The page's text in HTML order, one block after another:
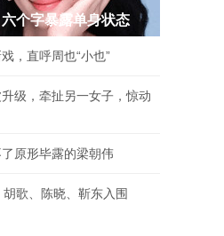
个字暴露单身状态
，直呼周也“小也”
级，牵扯另一女子，惊动
原形毕露的梁朝伟
歌、陈晓、靳东入围